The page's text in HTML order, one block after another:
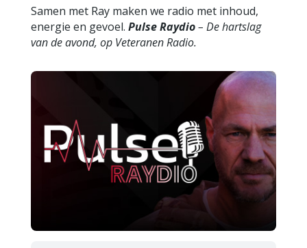
Samen met Ray maken we radio met inhoud,
energie en gevoel. Pulse Raydio– De hartslag
van de avond, op Veteranen Radio.